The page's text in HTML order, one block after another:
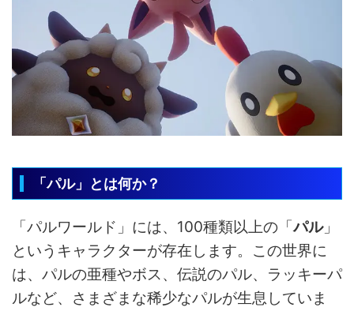
「パル」とは何か？
「パルワールド」には、100種類以上の「パル」
というキャラクターが存在します。この世界に
は、パルの亜種やボス、伝説のパル、ラッキーパ
ルなど、さまざまな稀少なパルが生息していま